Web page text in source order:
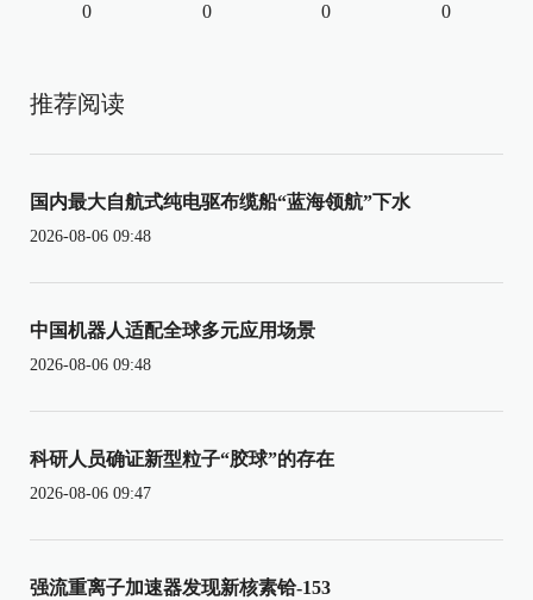
0 0 0 0
推荐阅读
国内最大自航式纯电驱布缆船“蓝海领航”下水
2026-08-06 09:48
中国机器人适配全球多元应用场景
2026-08-06 09:48
科研人员确证新型粒子“胶球”的存在
2026-08-06 09:47
强流重离子加速器发现新核素铪-153